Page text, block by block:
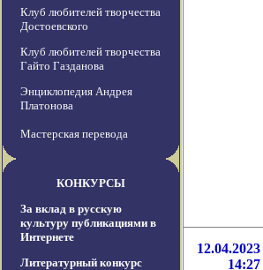
Клуб любителей творчества
Достоевского
Клуб любителей творчества
Гайто Газданова
Энциклопедия Андрея
Платонова
Мастерская перевода
КОНКУРСЫ
За вклад в русскую
культуру публикациями в
Интернете
Литературный конкурс
12.04.2023
14:27